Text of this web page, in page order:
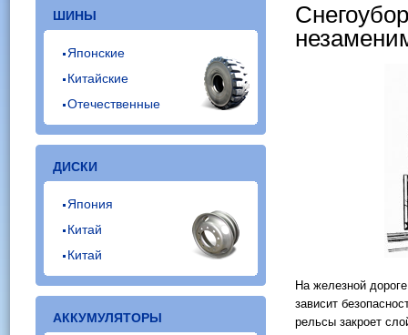
ШИНЫ
Японские
Китайские
Отечественные
ДИСКИ
Япония
Китай
Китай
АККУМУЛЯТОРЫ
На железной
зависит
рельсы закроет